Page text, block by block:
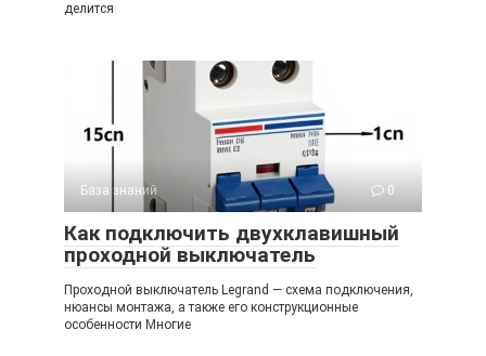
делится
База знаний 0
Как подключить двухклавишный
проходной выключатель
Проходной выключатель Legrand — схема подключения,
нюансы монтажа, а также его конструкционные
особенности Многие